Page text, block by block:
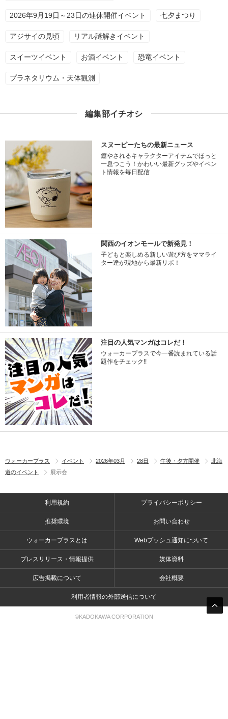
2026年9月19日～23日の連休開催イベント 七夕まつり
アジサイの見頃 リアル謎解きイベント
スイーツイベント お酒イベント 恐竜イベント
プラネタリウム・天体観測
編集部イチオシ
スヌーピーたちの最新ニュース
癒やされるキャラクターアイテムでほっと
一息つこう！かわいい最新グッズやイベン
ト情報を毎日配信
関西のイオンモールで新発見！
子どもと楽しめる新しい遊び方をママライ
ター達が現地から最新リポ！
注目の人気マンガはコレだ！
ウォーカープラスで今一番読まれている話
題作をチェック!!
ウォーカープラス イベント 2026年03月 28日 午後・夕方開催
北海
道のイベント
展示会
利用規約 プライバシーポリシー
推奨環境 お問い合わせ
ウォーカープラスとは Webプッシュ通知について
プレスリリース・情報提供 媒体資料
広告掲載について 会社概要
利用者情報の外部送信について
©KADOKAWA CORPORATION